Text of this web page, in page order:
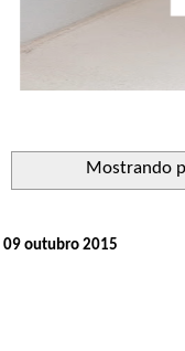
Mostrando
09 outubro 2015